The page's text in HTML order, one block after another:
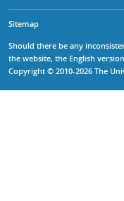
Sitemap
Should there be any
the website, the English
Copyright © 2010-2026 The